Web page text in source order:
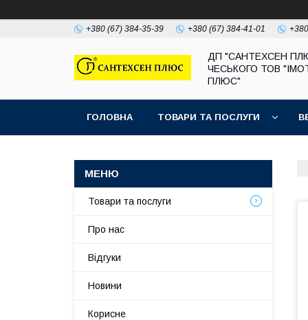
+380 (67) 384-35-39 +380 (67) 384-41-01
ДП "САНТЕХСЕН
ЧЕСЬКОГО ТОВ
ПЛЮС"
ГОЛОВНА ТОВАРИ ТА ПОСЛУГИ
Товари та послуги
Про нас
Відгуки
Новини
Корисне